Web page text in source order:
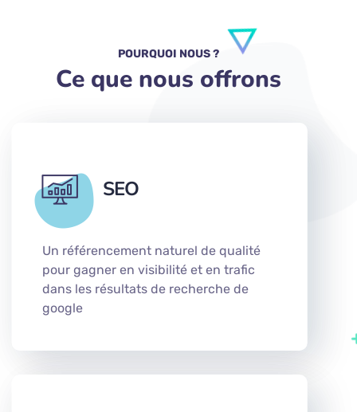
POURQUOI NOUS ?
Ce que nous offrons
SEO
Un référencement naturel de qualité
pour gagner en visibilité et en trafic
dans les résultats de recherche de
google